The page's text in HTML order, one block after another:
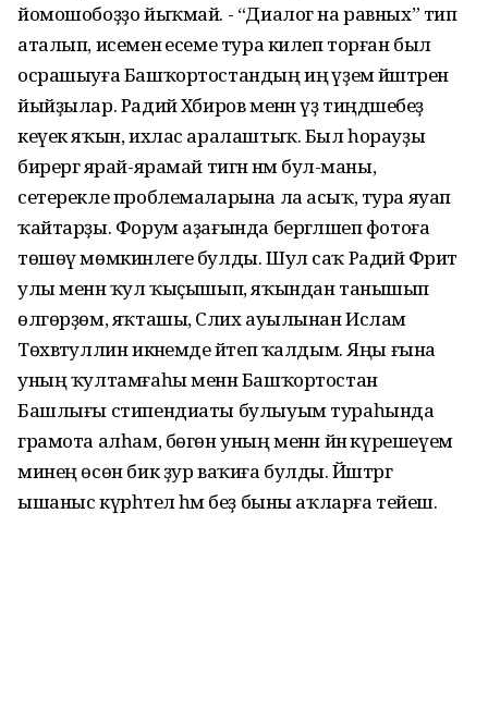
йомошобоҙҙо йыҡмай. - “Диалог на равных” тип
аталып, исеменә есеме тура килеп торған был
осрашыуға Башҡортостандың иң әүҙем йәштәрен
йыйҙылар. Радий Хәбиров менән үҙ тиңдәшебеҙ
кеүек яҡын, ихлас аралаштыҡ. Был һорауҙы
бирергә ярай-ярамай тигән нәмә бул-маны,
сетерекле проблемаларына ла асыҡ, тура яуап
ҡайтарҙы. Форум аҙағында бергәләшеп фотоға
төшөү мөмкинлеге булды. Шул саҡ Радий Фәрит
улы менән ҡул ҡыҫышып, яҡындан танышып
өлгөрҙөм, яҡташы, Сәлих ауылынан Ислам
Төхвәтуллин икәнемде әйтеп ҡалдым. Яңы ғына
уның ҡултамғаһы менән Башҡортостан
Башлығы стипендиаты булыуым тураһында
грамота алһам, бөгөн уның менән йәнә күрешеүем
минең өсөн бик ҙур ваҡиға булды. Йәштәргә
ышаныс күрһәтелә һәм беҙ быны аҡларға тейеш.